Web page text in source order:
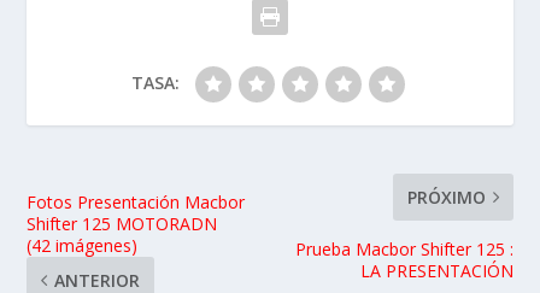
TASA:
Fotos Presentación Macbor
Shifter 125 MOTORADN
(42 imágenes)
ANTERIOR
PRÓXIMO
Prueba Macbor Shifter 125 :
LA PRESENTACIÓN